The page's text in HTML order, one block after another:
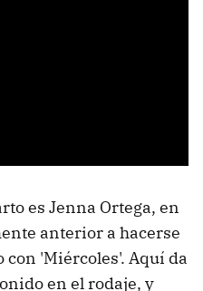
es Jenna Ortega, en
anterior a hacerse
con 'Miércoles'. Aquí da
en el rodaje, y